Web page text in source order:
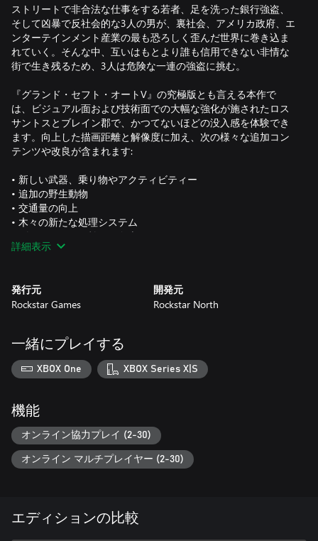
ストリートで非合法な仕事をする若者、足を洗った銀行強盗、
そして凶暴で反社会的な3人の男が、裏社会、アメリカ政府、エ
ンターテインメント産業の最も恐ろしく歪んだ世界に巻き込ま
れていく。そんな中、互いはもとより誰も信用できない非情な
街で生き残るため、3人は危険な一連の強盗に挑む。
『グランド・セフト・オートV』の究極版とも言える本作で
は、ビジュアル面および技術面での大幅な強化が施されたロス
サントスとブレイン郡で、かつてないほどの没入感を体験でき
ます。向上した描画距離と解像度に加え、次の様々な追加コン
テンツや改良が含まれます:
• 新しい武器、乗り物やアクティビティー
• 追加の野生動物
• 交通量の向上
• 木々の新たな処理システム
• ダメージや天候効果の向上など
インプレイを楽しめます。「GTAオンライン」の発売から現在
までに配信してきたゲームプレイのアップグレードやロックス
今後も盛りだくさんなので、お楽しみに。
復帰プレイヤー向けのスペシャルコンテンツ
以前 Xbox 360 版をプレイしていて Xbox One 版で復帰した方
たクラシックカーの特別バージョンなど、様々なコンテンツが
入手可能です。デュークス、水上飛行機「ドードー」、そして
速度と操作性が上昇した飛行船、野生動物の写真撮影、射撃練
習場チャレンジなどのアクティビティー、新武器などもお楽し
みいただけます。
rockstargames.com/v/bonuscontentをご覧ください。
詳細表示
発行元
Rockstar Games
開発元
Rockstar North
一緒にプレイする
XBOX One XBOX Series X|S
機能
オンライン協力プレイ (2-30)
オンライン マルチプレイヤー (2-30)
エディションの比較